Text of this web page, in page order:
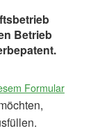
Betrieb
Formular